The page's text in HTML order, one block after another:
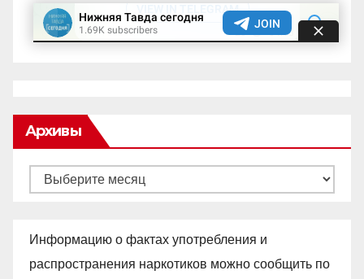
Архивы
Архивы
Информацию о фактах употребления и
распространения наркотиков можно сообщить по